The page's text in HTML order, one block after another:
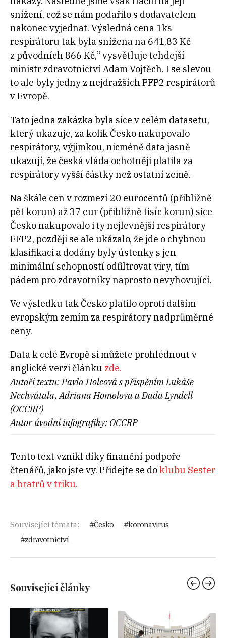
snížení, což se nám podařilo s dodavatelem
nakonec vyjednat. Výsledná cena 1ks
respirátoru tak byla snížena na 641,83 Kč
z původních 866 Kč,“ vysvětluje tehdejší
ministr zdravotnictví Adam Vojtěch. I se slevou
to ale byly jedny z nejdražších FFP2 respirátorů
v Evropě.
Tato jedna zakázka byla sice v celém datasetu,
který ukazuje, za kolik Česko nakupovalo
respirátory, výjimkou, nicméně data jasně
ukazují, že česká vláda ochotněji platila za
respirátory vyšší částky než ostatní země.
Na škále cen v rozmezí 20 eurocentů (přibližně
pět korun) až 37 eur (přibližně tisíc korun) sice
Česko nakupovalo i ty nejlevnější respirátory
FFP2, později se ale ukázalo, že jde o chybnou
klasifikaci a dodány byly ústenky s jen
minimální schopností odfiltrovat viry, tím
pádem pro zdravotníky naprosto nevyhovující.
Ve výsledku tak Česko platilo oproti dalším
evropským zemím za respirátory nadprůměrné
ceny.
Data k celé Evropě si můžete prohlédnout v
anglické verzi článku zde.
Autoři textu: Pavla Holcová s přispěním Lukáše
Nechvátala, Adriana Homolova a Dada Lyndell
(OCCRP)
Autor úvodní infografiky: OCCRP
Tento text vznikl díky finanční podpoře
čtenářů, jako jste vy. Přidejte se doklubu Sester
a bratrů v triku.
Související témata: Česko
koronavirus
zdravotnictví
Související články